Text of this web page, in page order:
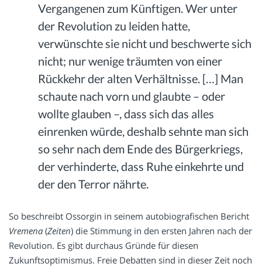
Vergangenen zum Künftigen. Wer unter
der Revolution zu leiden hatte,
verwünschte sie nicht und beschwerte sich
nicht; nur wenige träumten von einer
Rückkehr der alten Verhältnisse. […] Man
schaute nach vorn und glaubte – oder
wollte glauben –, dass sich das alles
einrenken würde, deshalb sehnte man sich
so sehr nach dem Ende des Bürgerkriegs,
der verhinderte, dass Ruhe einkehrte und
der den Terror nährte.
So beschreibt Ossorgin in seinem autobiografischen Bericht
Vremena (Zeiten) die Stimmung in den ersten Jahren nach der
Revolution. Es gibt durchaus Gründe für diesen
Zukunftsoptimismus. Freie Debatten sind in dieser Zeit noch